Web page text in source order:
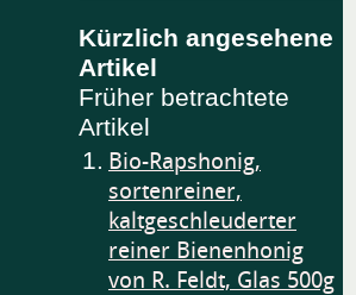
Kürzlich angesehene
Artikel
Früher betrachtete
Artikel
1. Bio-Rapshonig,
sortenreiner,
kaltgeschleuderter
reiner Bienenhonig
von R. Feldt, Glas 500g